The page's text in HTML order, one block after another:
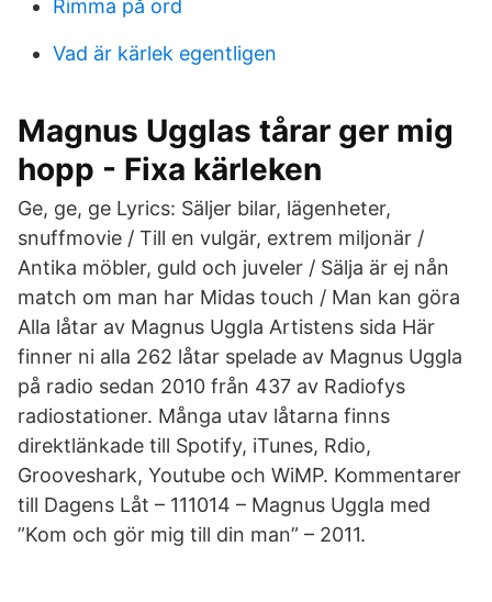
Rimma på ord
Vad är kärlek egentligen
Magnus Ugglas tårar ger mig
hopp - Fixa kärleken
Ge, ge, ge Lyrics: Säljer bilar, lägenheter,
snuffmovie / Till en vulgär, extrem miljonär /
Antika möbler, guld och juveler / Sälja är ej nån
match om man har Midas touch / Man kan göra
Alla låtar av Magnus Uggla Artistens sida Här
finner ni alla 262 låtar spelade av Magnus Uggla
på radio sedan 2010 från 437 av Radiofys
radiostationer. Många utav låtarna finns
direktlänkade till Spotify, iTunes, Rdio,
Grooveshark, Youtube och WiMP. Kommentarer
till Dagens Låt – 111014 – Magnus Uggla med
”Kom och gör mig till din man” – 2011.